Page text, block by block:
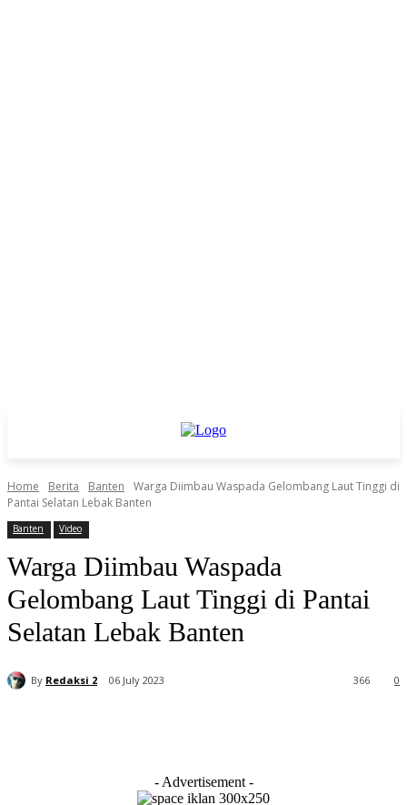
Home Berita Banten
Warga Diimbau Waspada Gelombang Laut Tinggi di
Pantai Selatan Lebak Banten
Banten Video
Warga Diimbau Waspada
Gelombang Laut Tinggi di Pantai
Selatan Lebak Banten
By Redaksi 2 06 July 2023 0
366
- Advertisement -